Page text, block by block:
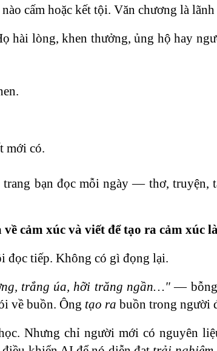
cấm hoặc kết tội. Văn chương là
hài lòng, khen thưởng, ủng hộ hay
mới có.
bạn đọc mỗi ngày — thơ,
về cảm xúc và viết để tạo ra cảm xúc
đọc tiếp. Không có gì đọng lại.
trắng úa, hỡi trăng ngần…"— bỗng
về buồn. Ông tạo ra buồn trong người
Nhưng chỉ người mới có nguyên